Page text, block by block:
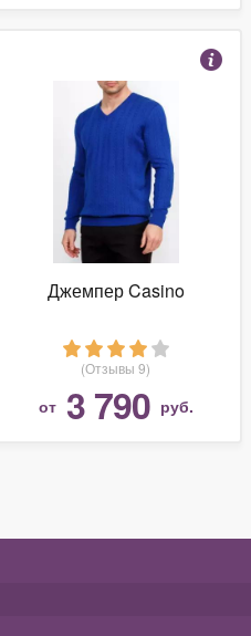
Джемпер Casino
(Отзывы 9)
от 3 790 руб.